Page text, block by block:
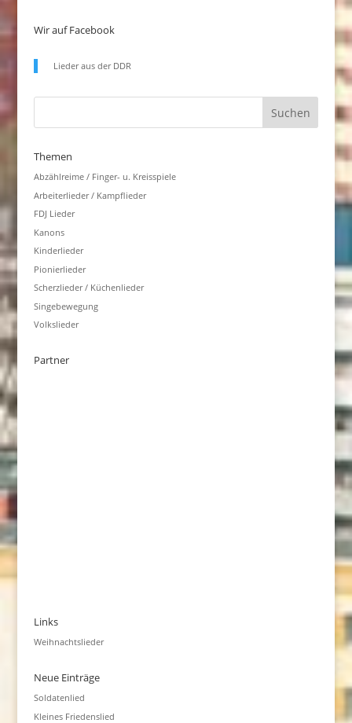
Wir auf Facebook
Lieder aus der DDR
Themen
Abzählreime / Finger- u. Kreisspiele
Arbeiterlieder / Kampflieder
FDJ Lieder
Kanons
Kinderlieder
Pionierlieder
Scherzlieder / Küchenlieder
Singebewegung
Volkslieder
Partner
Links
Weihnachtslieder
Neue Einträge
Soldatenlied
Kleines Friedenslied